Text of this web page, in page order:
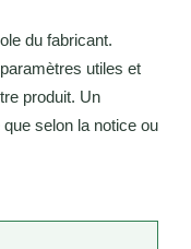
du fabricant.
utiles et
produit. Un
selon la notice ou